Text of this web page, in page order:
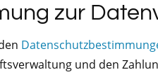
zur
und den